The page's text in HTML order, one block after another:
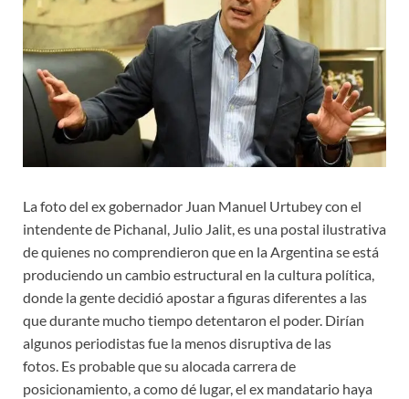
La foto del ex gobernador Juan Manuel Urtubey con el
intendente de Pichanal, Julio Jalit, es una postal ilustrativa
de quienes no comprendieron que en la Argentina se está
produciendo un cambio estructural en la cultura política,
donde la gente decidió apostar a figuras diferentes a las
que durante mucho tiempo detentaron el poder. Dirían
algunos periodistas fue la menos disruptiva de las
fotos. Es probable que su alocada carrera de
posicionamiento, a como dé lugar, el ex mandatario haya